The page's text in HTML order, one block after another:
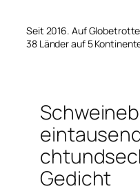
Seit 2016. Auf
38 Länder auf 5
Gedicht